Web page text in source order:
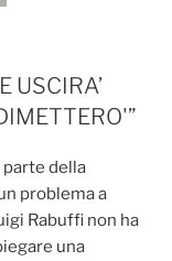
USCIRA’
parte della
problema a
Rabuffi non ha
una